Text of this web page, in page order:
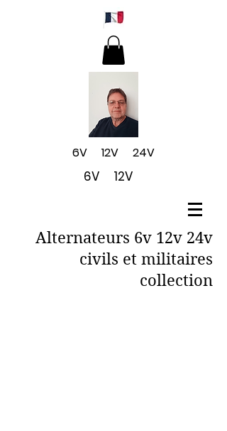
6V 12V 24V
6V 12V
Alternateurs 6v 12v 24v
civils et militaires
collection